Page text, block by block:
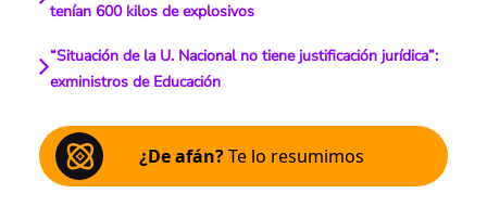
tenían 600 kilos de explosivos
“Situación de la U. Nacional no tiene justificación jurídica”:
exministros de Educación
¿De afán?Te lo resumimos